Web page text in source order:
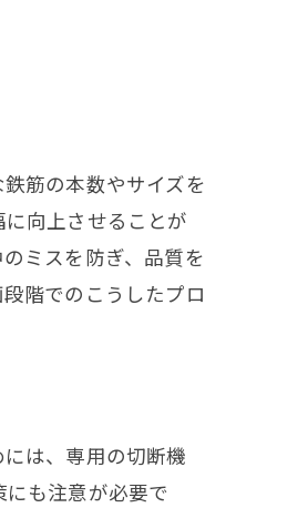
筋の本数やサイズを
向上させることが
ミスを防ぎ、品質を
階でのこうしたプロ
は、専用の切断機
も注意が必要で